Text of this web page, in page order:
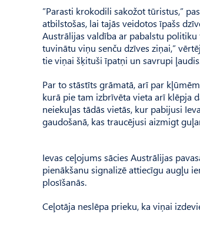
”Parasti krokodili sakožot tūristus,”
atbilstošas, lai tajās veidotos īpašs
Austrālijas valdība ar pabalstu
tuvinātu viņu senču dzīves ziņai,”
tie viņai šķituši īpatņi un savrupi
Par to stāstīts grāmatā, arī par
kurā pie tam izbrīvēta vieta arī klēpja
neiekuļas tādās vietās, kur pabijusi
gaudošanā, kas traucējusi aizmigt
Ievas ceļojums sācies Austrālijas
pienākšanu signalizē attiecīgu augļu
plosīšanās.
Ceļotāja neslēpa prieku, ka viņai